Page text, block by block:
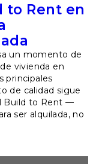
to Rent en
un momento de
vivienda en
principales
de calidad sigue
Build to Rent —
ser alquilada, no